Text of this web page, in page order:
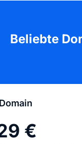
Beliebte
€